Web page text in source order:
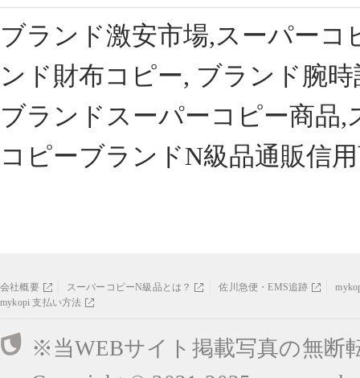
ブランド激安市場,スーパー
ンド財布コピー, ブランド腕
ブランドスーパーコピー商品
コピーブランドN級品通販信
会社概要 スーパーコピーN級品とは？ 佐川急便・EMS追跡
mykopi 支払い方法
※当WEBサイト掲載写真の無断